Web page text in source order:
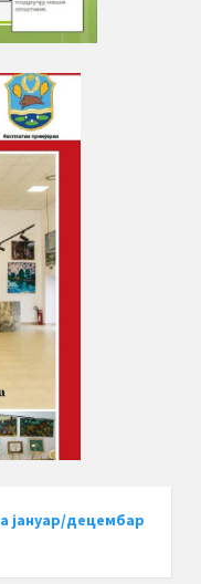
јануар/децембар